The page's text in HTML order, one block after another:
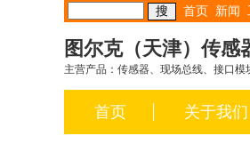
首页 新闻
图尔克（天津）传感
主营产品：传感器、现场总线、接口模
首页 关于我们